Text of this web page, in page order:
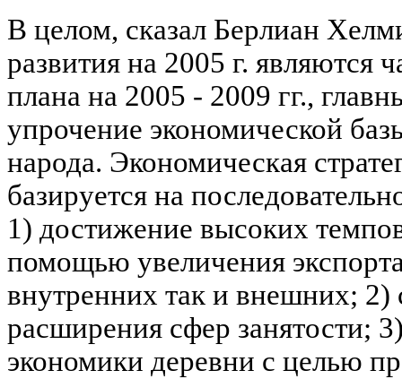
В целом, сказал Берлиан
развития на 2005 г. являются
плана на 2005 - 2009 гг.,
упрочение экономической
народа. Экономическая
базируется на
1) достижение высоких
помощью увеличения
внутренних так и внешних; 2)
расширения сфер занятости;
экономики деревни с целью